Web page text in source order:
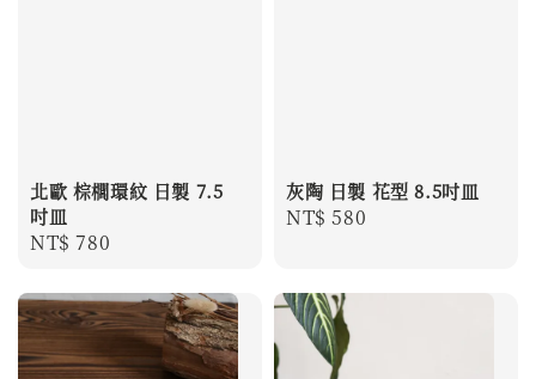
北歐 棕櫚環紋 日製 7.5
吋皿
Regular
NT$ 780
灰陶 日製 花型 8.5吋皿
Regular
NT$ 580